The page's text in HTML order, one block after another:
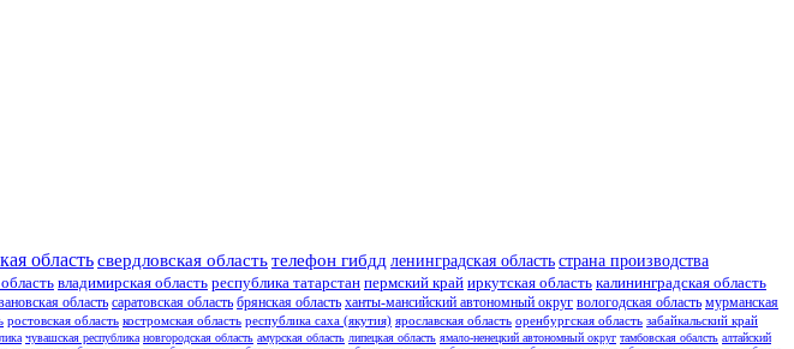
областьсвердловская областьтелефон гибдд ленинградская область страна производства
владимирская область республика татарстан пермский край иркутская область калининградская область
область саратовская область брянская область ханты-мансийский автономный округ вологодская область мурманская
ростовская область костромская область республика саха (якутия) ярославская область оренбургская область забайкальский край
чувашская республика новгородская область амурская область липецкая область ямало-ненецкий автономный округ тамбовская обалсть алтайский